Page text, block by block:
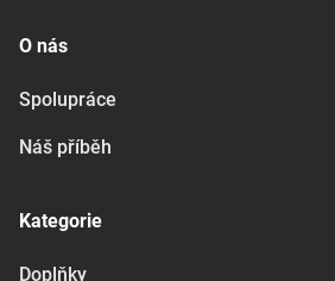
O nás
Spolupráce
Náš příběh
Kategorie
Doplňky